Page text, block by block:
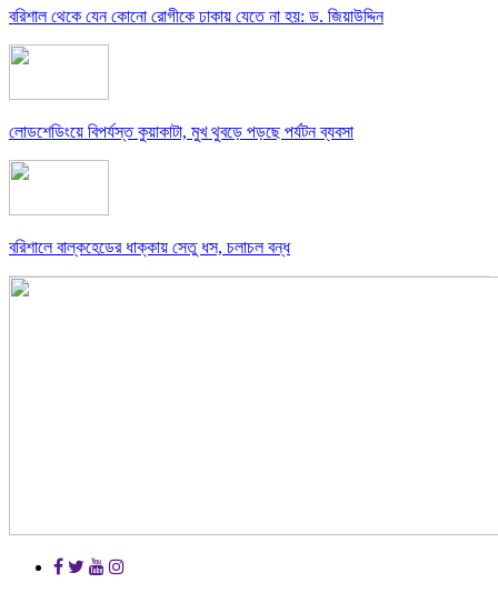
বরিশাল থেকে যেন কোনো রোগীকে ঢাকায় যেতে না হয়: ড. জিয়াউদ্দিন
লোডশেডিংয়ে বিপর্যস্ত কুয়াকাটা, মুখ থুবড়ে পড়ছে পর্যটন ব্যবসা
বরিশালে বাল্কহেডের ধাক্কায় সেতু ধস, চলাচল বন্ধ